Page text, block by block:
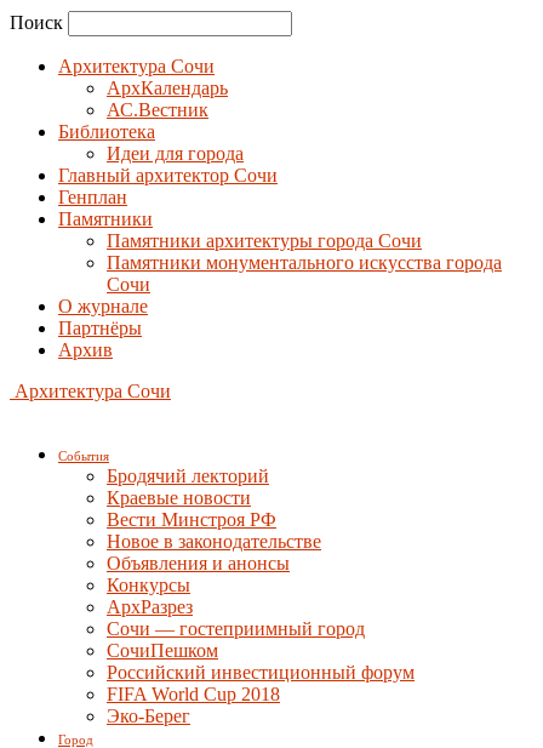
Поиск
Архитектура Сочи
АрхКалендарь
АС.Вестник
Библиотека
Идеи для города
Главный архитектор Сочи
Генплан
Памятники
Памятники архитектуры города Сочи
Памятники монументального искусства города
Сочи
О журнале
Партнёры
Архив
Архитектура Сочи
События
Бродячий лекторий
Краевые новости
Вести Минстроя РФ
Новое в законодательстве
Объявления и анонсы
Конкурсы
АрхРазрез
Сочи — гостеприимный город
СочиПешком
Российский инвестиционный форум
FIFA World Cup 2018
Эко-Берег
Город